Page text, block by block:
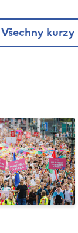
Všechny kurzy